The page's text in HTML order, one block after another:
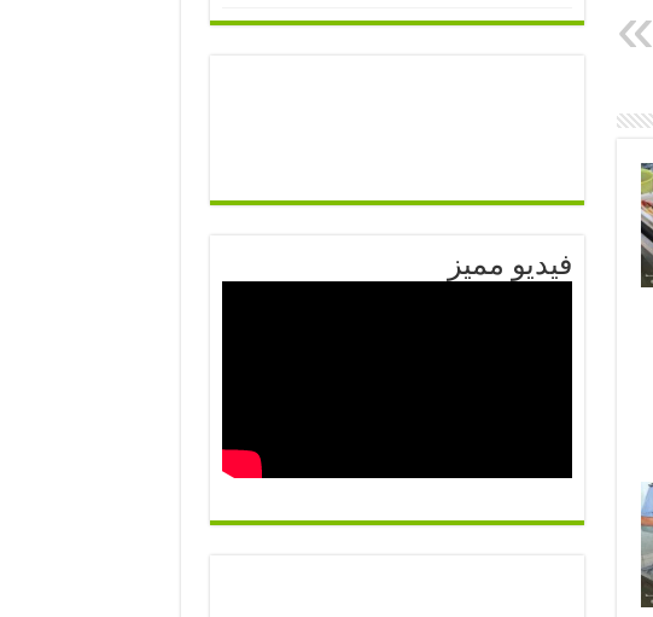
فيديو مميز